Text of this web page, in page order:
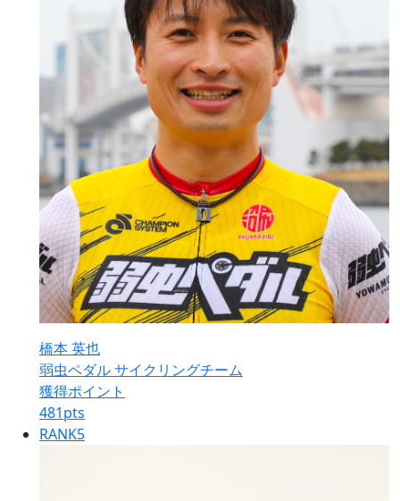
橋本 英也
弱虫ペダル サイクリングチーム
獲得ポイント
481pts
RANK5